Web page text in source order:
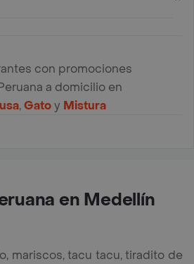
con promociones
a domicilio en
,Gatoy Mistura
en Medellín
mariscos, tacu tacu, tiradito de